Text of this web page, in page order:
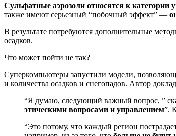
Сульфатные аэрозоли относятся к категории
также имеют серьезный “побочный эффект” —
В результате потребуются дополнительные
осадков.
Что может пойти не так?
Суперкомпьютеры запустили модели,
и количества осадков и снегопадов. Автор
“Я думаю, следующий важный вопрос, ”
этическими вопросами и управлением”.
“Это потому, что каждый регион